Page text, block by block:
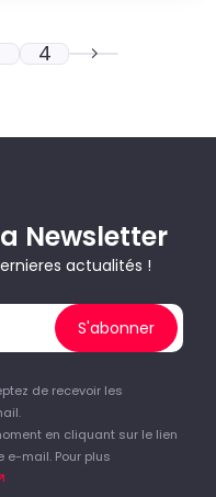
4
Newsletter
actualités !
S'abonner
de recevoir les
en cliquant sur le lien
mail. Pour plus